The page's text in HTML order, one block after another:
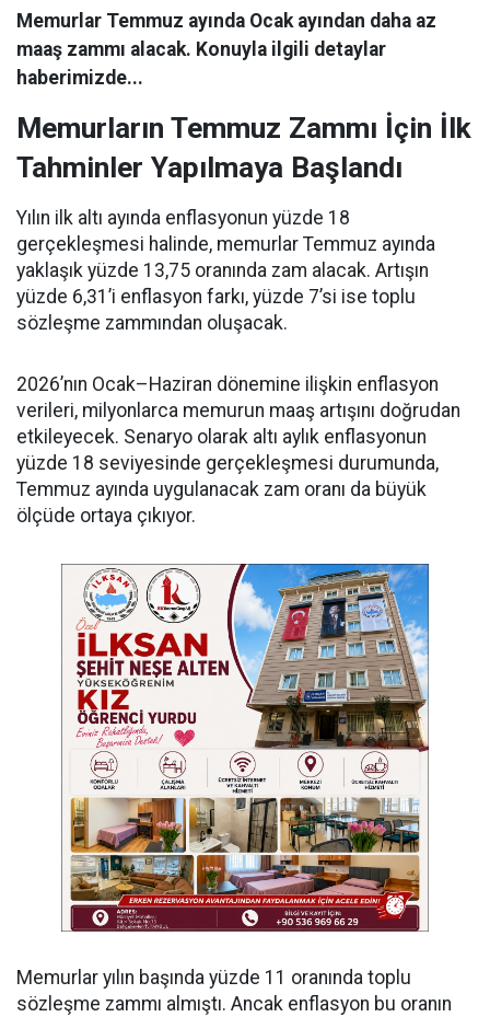
Memurlar Temmuz ayında Ocak ayından daha az
maaş zammı alacak. Konuyla ilgili detaylar
haberimizde...
Memurların Temmuz Zammı İçin İlk
Tahminler Yapılmaya Başlandı
Yılın ilk altı ayında enflasyonun yüzde 18
gerçekleşmesi halinde, memurlar Temmuz ayında
yaklaşık yüzde 13,75 oranında zam alacak. Artışın
yüzde 6,31’i enflasyon farkı, yüzde 7’si ise toplu
sözleşme zammından oluşacak.
2026’nın Ocak–Haziran dönemine ilişkin enflasyon
verileri, milyonlarca memurun maaş artışını doğrudan
etkileyecek. Senaryo olarak altı aylık enflasyonun
yüzde 18 seviyesinde gerçekleşmesi durumunda,
Temmuz ayında uygulanacak zam oranı da büyük
ölçüde ortaya çıkıyor.
Memurlar yılın başında yüzde 11 oranında toplu
sözleşme zammı almıştı. Ancak enflasyon bu oranın